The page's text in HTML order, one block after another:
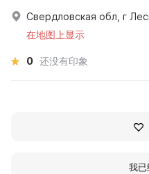
Свердловская обл, г
在地图上显示
0 还没有印象
我已